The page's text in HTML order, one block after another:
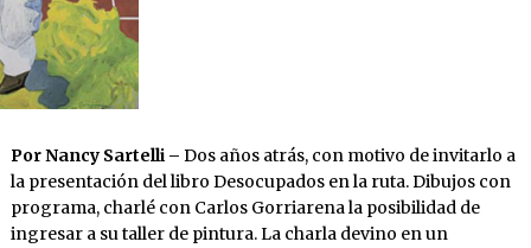
Por Nancy Sartelli – Dos años atrás, con motivo de invitarlo a
la presentación del libro Desocupados en la ruta. Dibujos con
programa, charlé con Carlos Gorriarena la posibilidad de
ingresar a su taller de pintura. La charla devino en un